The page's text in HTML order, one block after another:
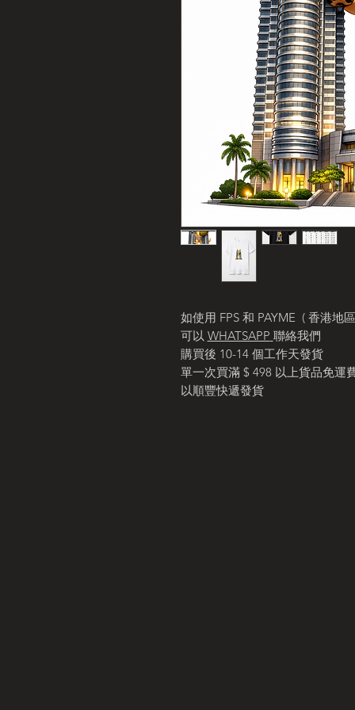
如使用 FPS 和 PAYME ( 香港地
可以 WHATSAPP 聯絡我們
購買後 10-14 個工作天發貨
單一次買滿 $ 498 以上貨品免運
以順豐快遞發貨